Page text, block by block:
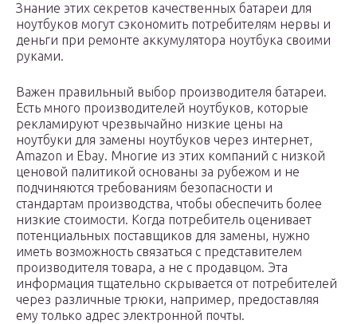
Знание этих секретов качественных батареи для
ноутбуков могут сэкономить потребителям нервы и
деньги при ремонте аккумулятора ноутбука своими
руками.
Важен правильный выбор производителя батареи.
Есть много производителей ноутбуков, которые
рекламируют чрезвычайно низкие цены на
ноутбуки для замены ноутбуков через интернет,
Amazon и Ebay. Многие из этих компаний с низкой
ценовой палитикой основаны за рубежом и не
подчиняются требованиям безопасности и
стандартам производства, чтобы обеспечить более
низкие стоимости. Когда потребитель оценивает
потенциальных поставщиков для замены, нужно
иметь возможность связаться с представителем
производителя товара, а не с продавцом. Эта
информация тщательно скрывается от потребителей
через различные трюки, например, предоставляя
ему только адрес электронной почты.